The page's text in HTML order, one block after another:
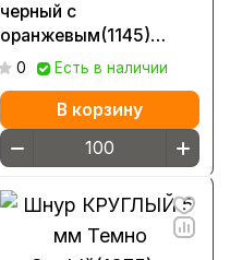
черный с
оранжевым(1145)
концевиком ( ≈1,2 м)
0 Есть в наличии
В корзину